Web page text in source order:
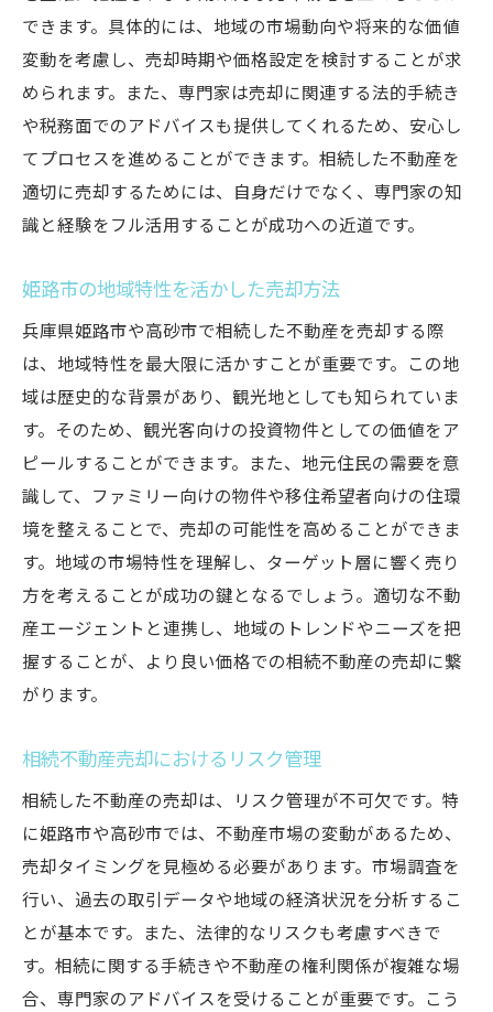
できます。具体的には、地域の市場動向や将来的な価値
変動を考慮し、売却時期や価格設定を検討することが求
められます。また、専門家は売却に関連する法的手続き
や税務面でのアドバイスも提供してくれるため、安心し
てプロセスを進めることができます。相続した不動産を
適切に売却するためには、自身だけでなく、専門家の知
識と経験をフル活用することが成功への近道です。
姫路市の地域特性を活かした売却方法
兵庫県姫路市や高砂市で相続した不動産を売却する際
は、地域特性を最大限に活かすことが重要です。この地
域は歴史的な背景があり、観光地としても知られていま
す。そのため、観光客向けの投資物件としての価値をア
ピールすることができます。また、地元住民の需要を意
識して、ファミリー向けの物件や移住希望者向けの住環
境を整えることで、売却の可能性を高めることができま
す。地域の市場特性を理解し、ターゲット層に響く売り
方を考えることが成功の鍵となるでしょう。適切な不動
産エージェントと連携し、地域のトレンドやニーズを把
握することが、より良い価格での相続不動産の売却に繋
がります。
相続不動産売却におけるリスク管理
相続した不動産の売却は、リスク管理が不可欠です。特
に姫路市や高砂市では、不動産市場の変動があるため、
売却タイミングを見極める必要があります。市場調査を
行い、過去の取引データや地域の経済状況を分析するこ
とが基本です。また、法律的なリスクも考慮すべきで
す。相続に関する手続きや不動産の権利関係が複雑な場
合、専門家のアドバイスを受けることが重要です。こう